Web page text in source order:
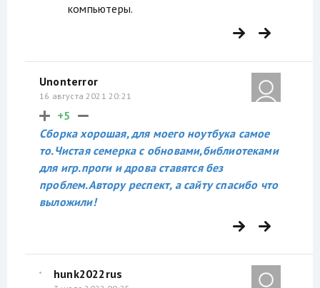
компьютеры.
Unonterror
16 августа 2021 20:21
+5
Сборка хорошая, для моего ноутбука самое
то.Чистая семерка с обновами,библиотеками
для игр.проги и дрова ставятся без
проблем.Автору респект, а сайту спасибо что
выложили!
hunk2022rus